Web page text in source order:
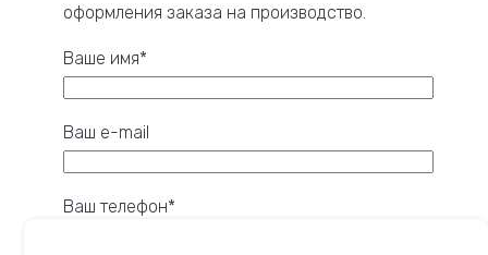
оформления заказа на производство.
Ваше имя*
Ваш e-mail
Ваш телефон*